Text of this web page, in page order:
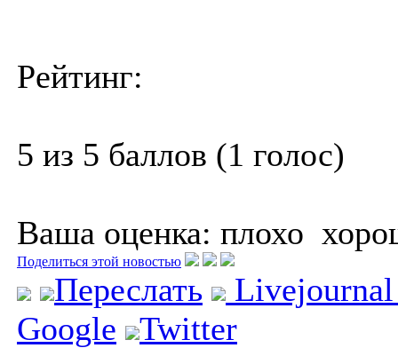
Рейтинг:
5 из 5 баллов (1 голос)
Ваша оценка: плохо
Поделиться этой новостью
Переслать
Google
Twitter